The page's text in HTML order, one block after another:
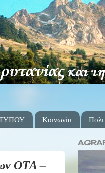
Κοινωνία
OTA –